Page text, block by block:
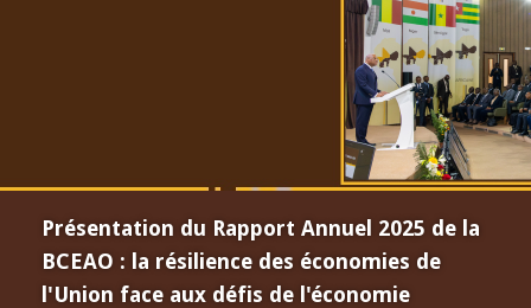
Présentation du Rapport Annuel 2025 de la
BCEAO : la résilience des économies de
l'Union face aux défis de l'économie